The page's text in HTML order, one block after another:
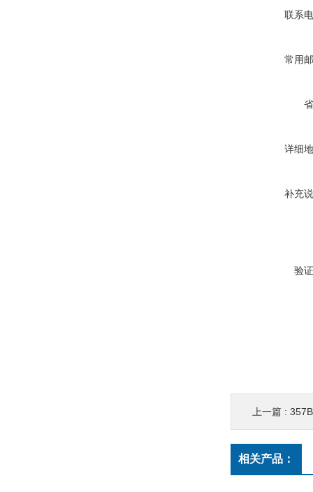
联系
常用
详细
补充
验
上一篇 :
相关产品：